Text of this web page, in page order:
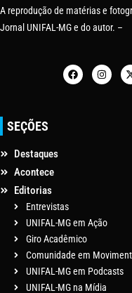
A reprodução de matérias e
Jornal UNIFAL-MG e do autor. –
SEÇÕES
Destaques
Acontece
Editorias
Entrevistas
UNIFAL-MG em Ação
Giro Acadêmico
Comunidade em
UNIFAL-MG em Podcasts
UNIFAL-MG na Mídia